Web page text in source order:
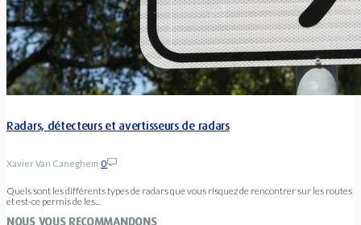
Radars, détecteurs et avertisseurs de radars
Xavier Van Caneghem 0
Quels sont les différents types de radars que vous risquez de rencontrer sur les routes
et est-ce permis de les...
NOUS VOUS RECOMMANDONS